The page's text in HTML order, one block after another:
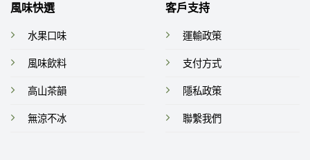
風味快選
水果口味
風味飲料
高山茶韻
無涼不冰
客戶支持
運輸政策
支付方式
隱私政策
聯繫我們